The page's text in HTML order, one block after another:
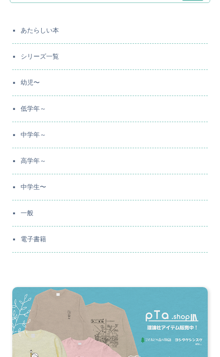
あたらしい本
シリーズ一覧
幼児〜
低学年～
中学年～
高学年～
中学生〜
一般
電子書籍